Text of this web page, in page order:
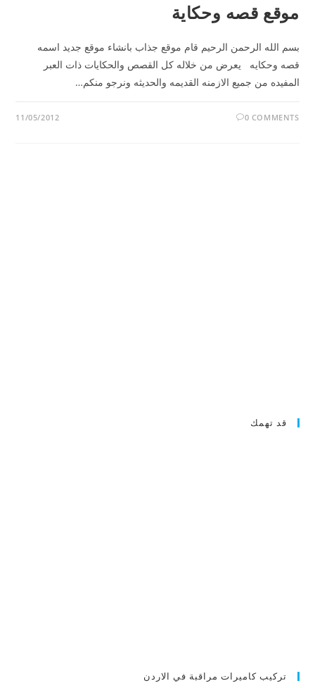
موقع قصه وحكاية
بسم الله الرحمن الرحيم قام موقع جذاب بانشاء موقع جديد اسمه
قصه وحكايه يعرض من خلاله كل القصص والحكايات ذات العبر
المفيده من جميع الازمنه القديمه والحديثه ونرجو منكم…
0 COMMENTS
11/05/2012
قد تهمك
تركيب كاميرات مراقبة في الاردن